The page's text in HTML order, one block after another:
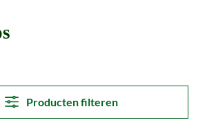
Producten filteren